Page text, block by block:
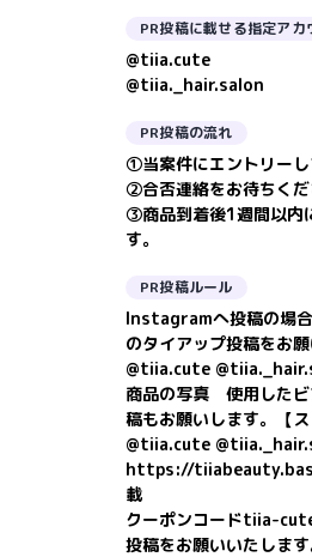
PR投稿に載せる指定アカ
@tiia.cute
@tiia._hair.salon
PR投稿の流れ
①当案件にエントリーし
②合否連絡をお待ちくだ
③商品到着後1週間以内
す。
PR投稿ルール
Instagramへ投稿の場
のタイアップ投稿をお願
@tiia.cute
商品の写真 使用したビ
稿もお願いします。【ス
@tiia.cute
https://
載
クーポンコードtiia-
投稿をお願いいたします